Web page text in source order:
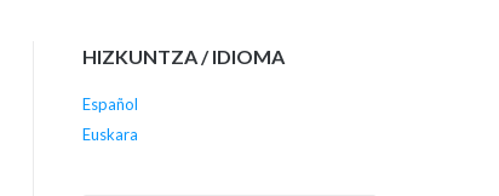
HIZKUNTZA / IDIOMA
Español
Euskara